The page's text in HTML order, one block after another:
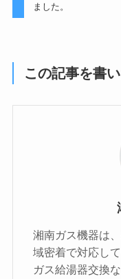
ました。
この記事を書
湘南ガス機器は
域密着で対応し
ガス給湯器交換